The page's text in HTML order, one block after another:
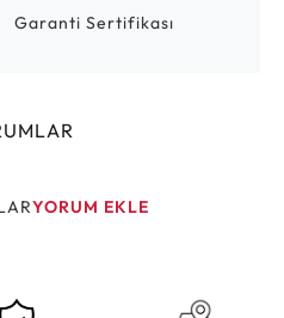
Garanti Sertifikası
YORUM EKLE